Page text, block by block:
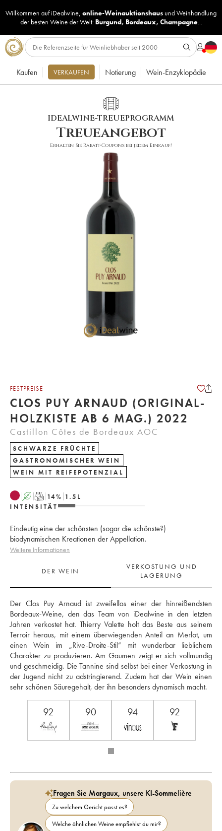
Willkommen auf iDealwine, online-Weinauktionshaus undWeinhandlung
der besten Weine der Welt: Burgund, Bordeaux, Champagne...
Kaufen VERKAUFEN Notierung Wein-Enzyklopädie
IDEALWINE-TREUEPROGRAMM
Treueangebot
Erhalten Sie Rabatt-Coupons bei jedem Einkauf!
FESTPREISE
CLOS PUY ARNAUD (ORIGINAL-
HOLZKISTE AB 6 MAG.) 2022
Castillon Côtes de Bordeaux AOC
SCHWARZE FRÜCHTE
GASTRONOMISCHER WEIN
WEIN MIT REIFEPOTENZIAL
A T 14% 1.5 L
INTENSITÄT
Eindeutig eine der schönsten (sogar die schönste?)
biodynamischen Kreationen der Appellation.
Weitere Informationen
DER WEIN
VERKOSTUNG UND
LAGERUNG
Der Clos Puy Arnaud ist zweifellos einer der hinreißendsten
Bordeaux-Weine, den das Team von iDealwine in den letzten
Jahren verkostet hat. Thierry Valette holt das Beste aus seinem
Terroir heraus, mit einem überwiegenden Anteil an Merlot, um
einen Wein im „Rive-Droite-Stil“ mit wunderbar lieblichem
Charakter zu produzieren. Am Gaumen zeigt er sich vollmundig
und geschmeidig. Die Tannine sind selbst bei einer Verkostung in
der Jugend nicht zu adstringierend. Zudem hat der Wein einen
sehr schönen Säuregehalt, der ihn besonders dynamisch macht.
92 90 94 92
Fragen Sie Margaux, unsere KI-Sommelière
Zu welchem Gericht passt es?
Welche ähnlichen Weine empfiehlst du mir?